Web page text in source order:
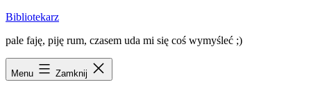
Przejdź
treści
Bibliotekarz
pale faję, piję rum, czasem uda mi się coś wymyśleć ;)
Menu Zamknij